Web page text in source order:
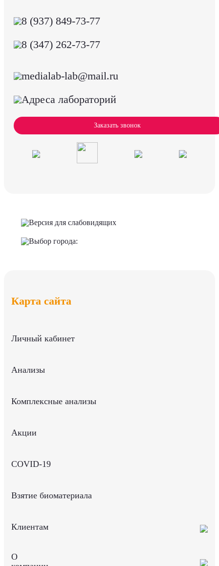
8 (937) 849-73-77
8 (347) 262-73-77
medialab-lab@mail.ru
Адреса лабораторий
Заказать звонок
Версия для слабовидящих
Выбор города:
Карта сайта
Личный кабинет
Анализы
Комплексные анализы
Акции
COVID-19
Взятие биоматериала
Клиентам
О